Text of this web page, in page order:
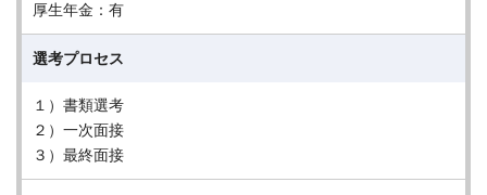
厚生年金：有
選考プロセス
１）書類選考
２）一次面接
３）最終面接